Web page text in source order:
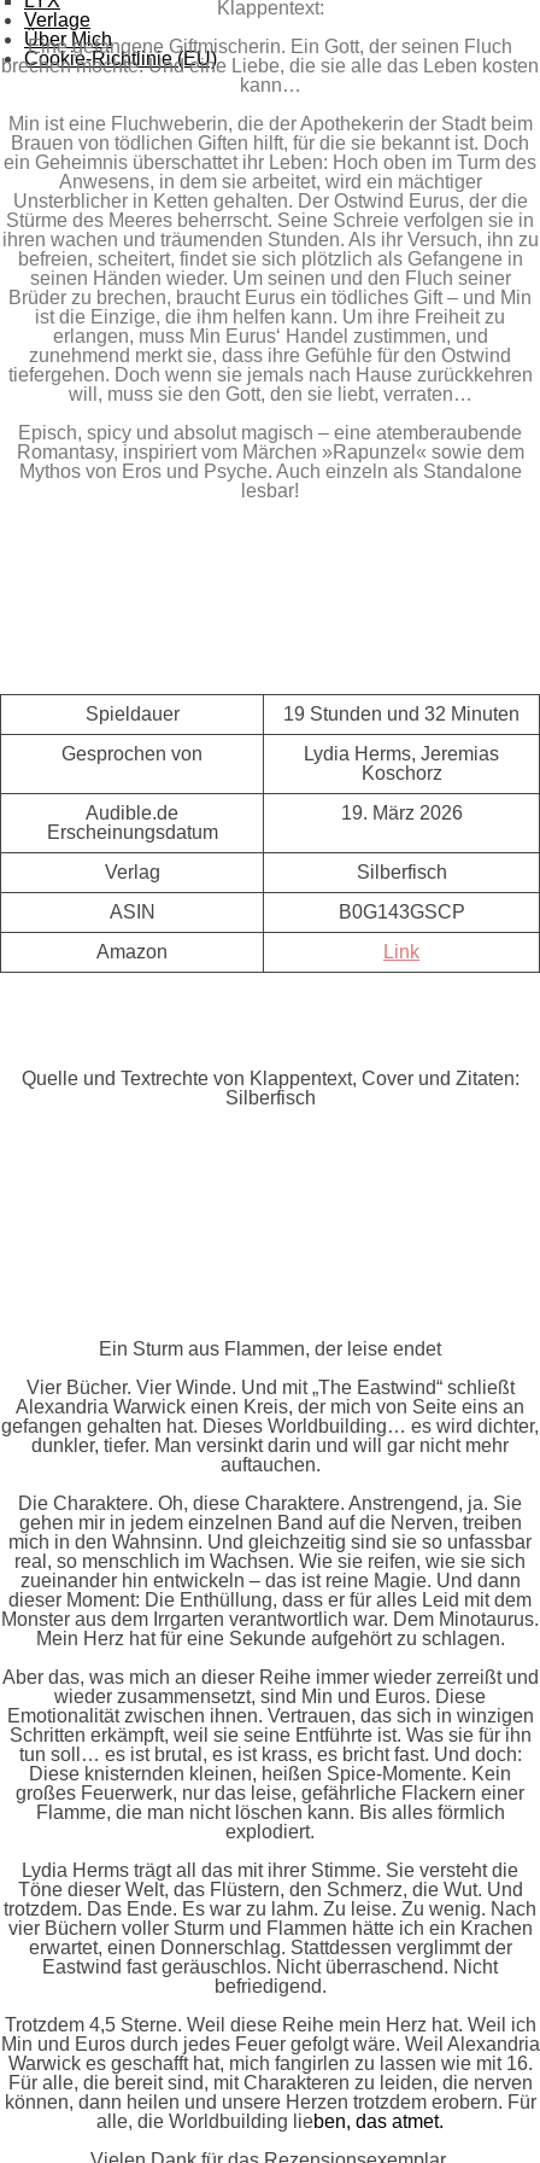
Verlage
Über Mich
Cookie-Richtlinie (EU)
Klappentext:
Eine gefangene Giftmischerin. Ein Gott, der seinen Fluch
brechen möchte. Und eine Liebe, die sie alle das Leben kosten
kann…
Min ist eine Fluchweberin, die der Apothekerin der Stadt beim
Brauen von tödlichen Giften hilft, für die sie bekannt ist. Doch
ein Geheimnis überschattet ihr Leben: Hoch oben im Turm des
Anwesens, in dem sie arbeitet, wird ein mächtiger
Unsterblicher in Ketten gehalten. Der Ostwind Eurus, der die
Stürme des Meeres beherrscht. Seine Schreie verfolgen sie in
ihren wachen und träumenden Stunden. Als ihr Versuch, ihn zu
befreien, scheitert, findet sie sich plötzlich als Gefangene in
seinen Händen wieder. Um seinen und den Fluch seiner
Brüder zu brechen, braucht Eurus ein tödliches Gift – und Min
ist die Einzige, die ihm helfen kann. Um ihre Freiheit zu
erlangen, muss Min Eurus‘ Handel zustimmen, und
zunehmend merkt sie, dass ihre Gefühle für den Ostwind
tiefergehen. Doch wenn sie jemals nach Hause zurückkehren
will, muss sie den Gott, den sie liebt, verraten…
Episch, spicy und absolut magisch – eine atemberaubende
Romantasy, inspiriert vom Märchen »Rapunzel« sowie dem
Mythos von Eros und Psyche. Auch einzeln als Standalone
lesbar!
Spieldauer
19 Stunden und 32 Minuten
Gesprochen von
Lydia Herms, Jeremias
Koschorz
Audible.de
Erscheinungsdatum
19. März 2026
Verlag
Silberfisch
ASIN
B0G143GSCP
Amazon
Link
Quelle und Textrechte von Klappentext, Cover und Zitaten:
Silberfisch
Ein Sturm aus Flammen, der leise endet
Vier Bücher. Vier Winde. Und mit „The Eastwind“ schließt
Alexandria Warwick einen Kreis, der mich von Seite eins an
gefangen gehalten hat. Dieses Worldbuilding… es wird dichter,
dunkler, tiefer. Man versinkt darin und will gar nicht mehr
auftauchen.
Die Charaktere. Oh, diese Charaktere. Anstrengend, ja. Sie
gehen mir in jedem einzelnen Band auf die Nerven, treiben
mich in den Wahnsinn. Und gleichzeitig sind sie so unfassbar
real, so menschlich im Wachsen. Wie sie reifen, wie sie sich
zueinander hin entwickeln – das ist reine Magie. Und dann
dieser Moment: Die Enthüllung, dass er für alles Leid mit dem
Monster aus dem Irrgarten verantwortlich war. Dem Minotaurus.
Mein Herz hat für eine Sekunde aufgehört zu schlagen.
Aber das, was mich an dieser Reihe immer wieder zerreißt und
wieder zusammensetzt, sind Min und Euros. Diese
Emotionalität zwischen ihnen. Vertrauen, das sich in winzigen
Schritten erkämpft, weil sie seine Entführte ist. Was sie für ihn
tun soll… es ist brutal, es ist krass, es bricht fast. Und doch:
Diese knisternden kleinen, heißen Spice-Momente. Kein
großes Feuerwerk, nur das leise, gefährliche Flackern einer
Flamme, die man nicht löschen kann. Bis alles förmlich
explodiert.
Lydia Herms trägt all das mit ihrer Stimme. Sie versteht die
Töne dieser Welt, das Flüstern, den Schmerz, die Wut. Und
trotzdem. Das Ende. Es war zu lahm. Zu leise. Zu wenig. Nach
vier Büchern voller Sturm und Flammen hätte ich ein Krachen
erwartet, einen Donnerschlag. Stattdessen verglimmt der
Eastwind fast geräuschlos. Nicht überraschend. Nicht
befriedigend.
Trotzdem 4,5 Sterne. Weil diese Reihe mein Herz hat. Weil ich
Min und Euros durch jedes Feuer gefolgt wäre. Weil Alexandria
Warwick es geschafft hat, mich fangirlen zu lassen wie mit 16.
Für alle, die bereit sind, mit Charakteren zu leiden, die nerven
können, dann heilen und unsere Herzen trotzdem erobern. Für
alle, die Worldbuilding lieben, das atmet.